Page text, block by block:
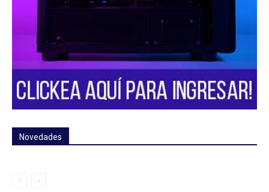
Novedades